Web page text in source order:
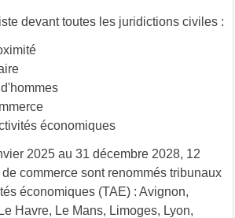
devant toutes les juridictions civiles :
économiques
2025 au 31 décembre 2028, 12
commerce sont renommés tribunaux
économiques (TAE) : Avignon,
Havre, Le Mans, Limoges, Lyon,